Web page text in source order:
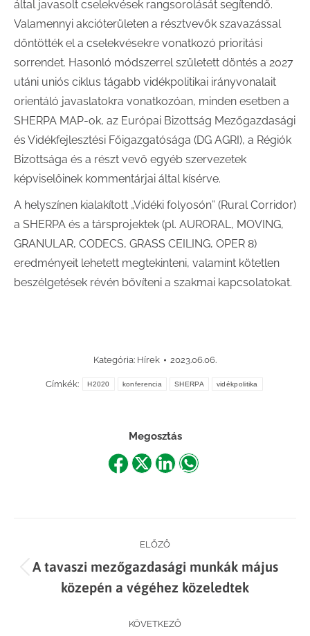
által javasolt cselekvések rangsorolását segítendő.
Valamennyi akcióterületen a résztvevők szavazással
döntötték el a cselekvésekre vonatkozó prioritási
sorrendet. Hasonló módszerrel született döntés a 2027
utáni uniós ciklus tágabb vidékpolitikai irányvonalait
orientáló javaslatokra vonatkozóan, minden esetben a
SHERPA MAP-ok, az Európai Bizottság Mezőgazdasági
és Vidékfejlesztési Főigazgatósága (DG AGRI), a Régiók
Bizottsága és a részt vevő egyéb szervezetek
képviselőinek kommentárjai által kísérve.
A helyszínen kialakított „Vidéki folyosón” (Rural Corridor)
a SHERPA és a társprojektek (pl. AURORAL, MOVING,
GRANULAR, CODECS, GRASS CEILING, OPER 8)
eredményeit lehetett megtekinteni, valamint kötetlen
beszélgetések révén bővíteni a szakmai kapcsolatokat.
Kategória: Hírek 2023.06.06.
Címkék: H2020 konferencia SHERPA vidékpolitika
Megosztás
ShareShareShareShare
navigation
ELŐZŐ
Previous
post:
A tavaszi mezőgazdasági munkák május
közepén a végéhez közeledtek
KÖVETKEZŐ